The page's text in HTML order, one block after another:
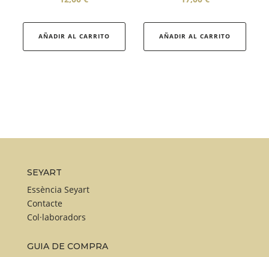
AÑADIR AL CARRITO AÑADIR AL CARRITO
SEYART
Essència Seyart
Contacte
Col·laboradors
GUIA DE COMPRA